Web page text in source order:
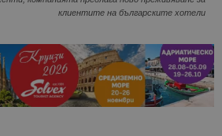
клиентите на българските хотели